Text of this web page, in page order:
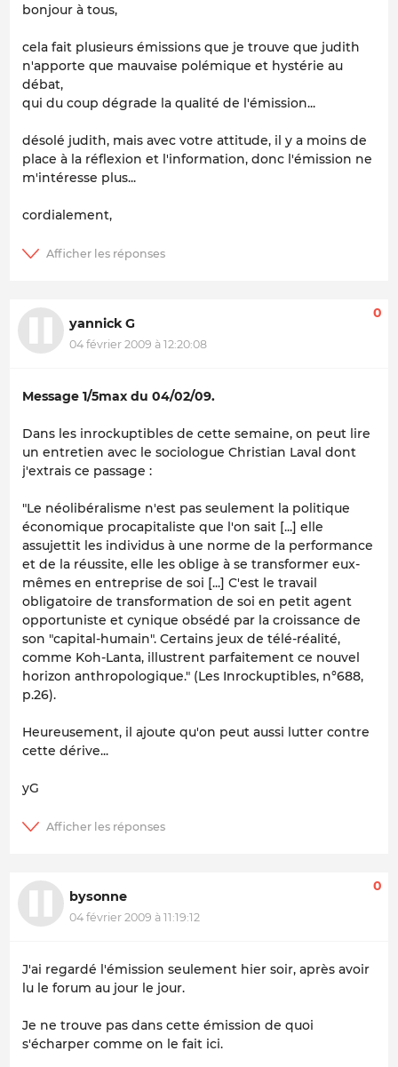
bonjour à tous,
cela fait plusieurs émissions que je trouve que judith
n'apporte que mauvaise polémique et hystérie au
débat,
qui du coup dégrade la qualité de l'émission...
désolé judith, mais avec votre attitude, il y a moins de
place à la réflexion et l'information, donc l'émission ne
m'intéresse plus...
cordialement,
yannick G
04 février 2009 à 12:20:08
0
Message 1/5max du 04/02/09.
Dans les inrockuptibles de cette semaine, on peut lire
un entretien avec le sociologue Christian Laval dont
j'extrais ce passage :
"Le néolibéralisme n'est pas seulement la politique
économique procapitaliste que l'on sait [...] elle
assujettit les individus à une norme de la performance
et de la réussite, elle les oblige à se transformer eux-
mêmes en entreprise de soi [...] C'est le travail
obligatoire de transformation de soi en petit agent
opportuniste et cynique obsédé par la croissance de
son "capital-humain". Certains jeux de télé-réalité,
comme Koh-Lanta, illustrent parfaitement ce nouvel
horizon anthropologique." (Les Inrockuptibles, n°688,
p.26).
Heureusement, il ajoute qu'on peut aussi lutter contre
cette dérive...
yG
bysonne
04 février 2009 à 11:19:12
0
J'ai regardé l'émission seulement hier soir, après avoir
lu le forum au jour le jour.
Je ne trouve pas dans cette émission de quoi
s'écharper comme on le fait ici.